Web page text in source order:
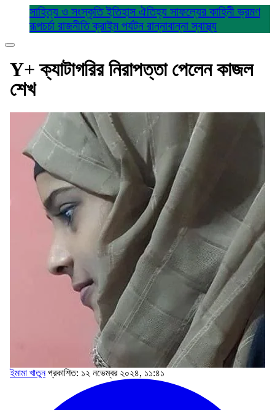
সাহিত্য ও সংস্কৃতিইতিহাস ঐতিহ্য সাফল্যের কাহিনীভ্রমণ
রূপচর্চা রাজনীতিক্রাইম পর্যটন রান্নাবান্নাস্বাস্থ্য
Y+ ক্যাটাগরির নিরাপত্তা পেলেন কাজল
শেখ
ইমামা খাতুন প্রকাশিত: ১২ নভেম্বর ২০২৪, ১১:৪১